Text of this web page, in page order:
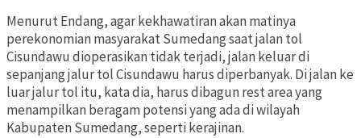
Menurut Endang, agar kekhawatiran akan matinya
perekonomian masyarakat Sumedang saat jalan tol
Cisundawu dioperasikan tidak terjadi, jalan keluar di
sepanjang jalur tol Cisundawu harus diperbanyak. Di jalan ke
luar jalur tol itu, kata dia, harus dibagun rest area yang
menampilkan beragam potensi yang ada di wilayah
Kabupaten Sumedang, seperti kerajinan.